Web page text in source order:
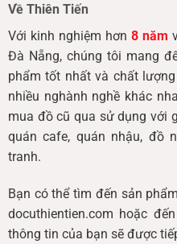
Về Thiên Tiến
Với kinh nghiệm hơn 8 năm
Đà Nẵng, chúng tôi mang
phẩm tốt nhất và chất
nhiều nghành nghề khác
mua đồ cũ qua sử dụng với
quán cafe, quán nhậu, đồ
tranh.
Bạn có thể tìm đến sản
docuthientien.com hoặc
thông tin của bạn sẽ được